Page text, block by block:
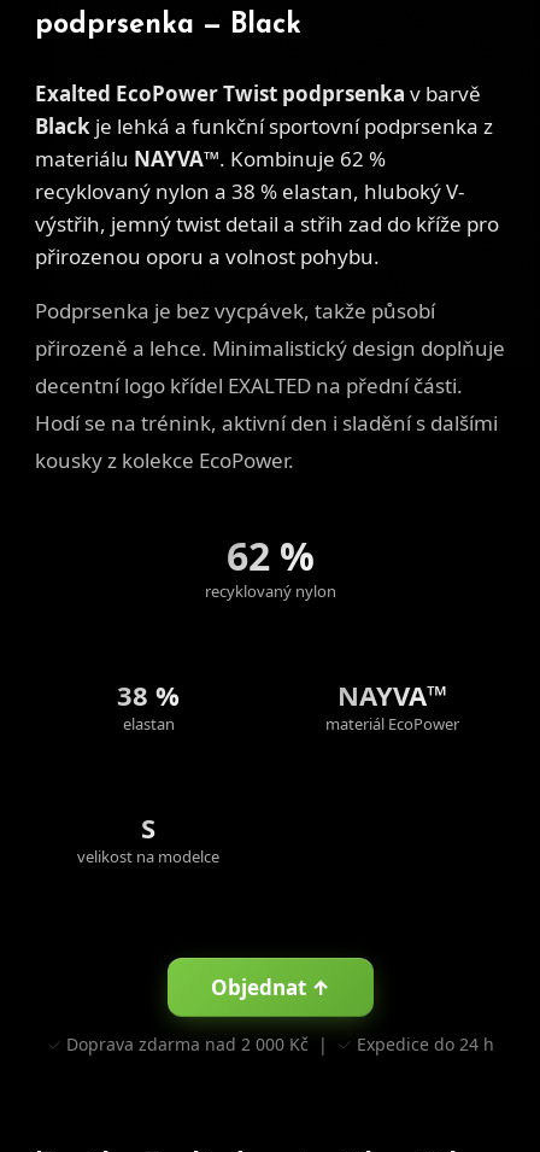
podprsenka — Black
Exalted EcoPower Twist podprsenka v barvě
Black je lehká a funkční sportovní podprsenka z
materiálu NAYVA™. Kombinuje 62 %
recyklovaný nylon a 38 % elastan, hluboký V-
výstřih, jemný twist detail a střih zad do kříže pro
přirozenou oporu a volnost pohybu.
Podprsenka je bez vycpávek, takže působí
přirozeně a lehce. Minimalistický design doplňuje
decentní logo křídel EXALTED na přední části.
Hodí se na trénink, aktivní den i sladění s dalšími
kousky z kolekce EcoPower.
62 %
recyklovaný nylon
38 %
elastan
NAYVA™
materiál EcoPower
S
velikost na modelce
Objednat ↑
✓ Doprava zdarma nad 2 000 Kč | ✓ Expedice do 24 h